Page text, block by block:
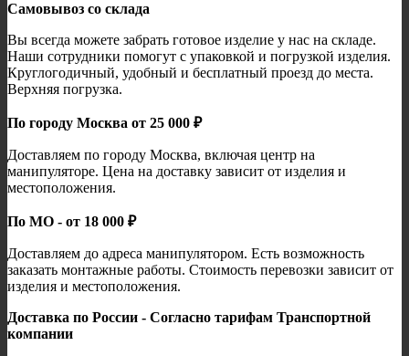
Самовывоз со склада
Вы всегда можете забрать готовое изделие у нас на складе.
Наши сотрудники помогут с упаковкой и погрузкой изделия.
Круглогодичный, удобный и бесплатный проезд до места.
Верхняя погрузка.
По городу Москва от 25 000 ₽
Доставляем по городу Москва, включая центр на
манипуляторе. Цена на доставку зависит от изделия и
местоположения.
По МО - от 18 000 ₽
Доставляем до адреса манипулятором. Есть возможность
заказать монтажные работы. Стоимость перевозки зависит от
изделия и местоположения.
Доставка по России - Согласно тарифам Транспортной
компании